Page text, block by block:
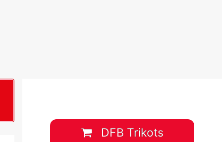
&
&
DFB Trikots